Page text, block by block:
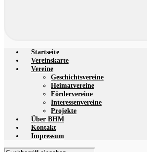
Startseite
Vereinskarte
Vereine
Geschichtsvereine
Heimatvereine
Fördervereine
Interessenvereine
Projekte
Über BHM
Kontakt
Impressum